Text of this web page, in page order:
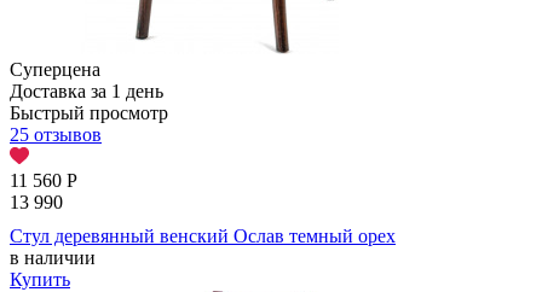
Суперцена
Доставка за 1 день
Быстрый просмотр
25 отзывов
11 560 Р
13 990
Стул деревянный венский Ослав темный орех
в наличии
Купить